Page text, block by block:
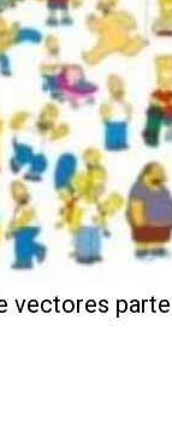
vectores parte